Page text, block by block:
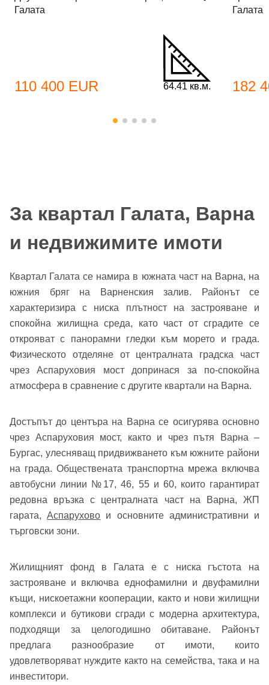
Галата
110 400 EUR 64.41 кв.м.
Галата
182
За квартал Галата, Варна
и недвижимите имоти
Квартал Галата се намира в южната част на Варна, на
южния бряг на Варненския залив. Районът се
характеризира с ниска плътност на застрояване и
спокойна жилищна среда, като част от сградите се
открояват с панорамни гледки към морето и града.
Физическото отделяне от централната градска част
чрез Аспаруховия мост допринася за по-спокойна
атмосфера в сравнение с другите квартали на Варна.
Достъпът до центъра на Варна се осигурява основно
чрез Аспаруховия мост, както и чрез пътя Варна –
Бургас, улесняващ придвижването към южните райони
на града. Обществената транспортна мрежа включва
автобусни линии №17, 46, 55 и 60, които гарантират
редовна връзка с централната част на Варна, ЖП
гарата,Аспарухово и основните административни и
търговски зони.
Жилищният фонд в Галата е с ниска гъстота на
застрояване и включва еднофамилни и двуфамилни
къщи, нискоетажни кооперации, както и нови жилищни
комплекси и бутикови сгради с модерна архитектура,
подходящи за целогодишно обитаване. Районът
предлага разнообразие от имоти, които
удовлетворяват нуждите както на семейства, така и на
инвеститори.